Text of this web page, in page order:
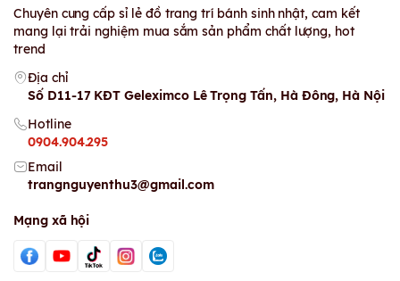
Chuyên cung cấp sỉ lẻ đồ trang trí bánh sinh nhật, cam kết
mang lại trải nghiệm mua sắm sản phẩm chất lượng, hot
trend
Địa chỉ
Số D11-17 KĐT Geleximco Lê Trọng Tấn, Hà Đông, Hà Nội
Hotline
0904.904.295
Email
trangnguyenthu3@gmail.com
Mạng xã hội